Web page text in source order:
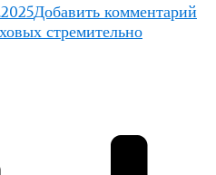
Добавить комментарий
стремительно